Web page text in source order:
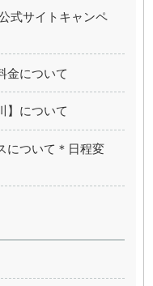
式サイトキャンペ
金について
】について
について＊日程変